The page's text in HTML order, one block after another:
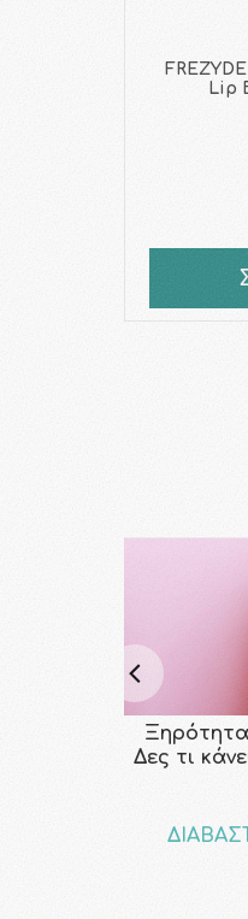
Lip
Ξηρότητα,
Δες τι